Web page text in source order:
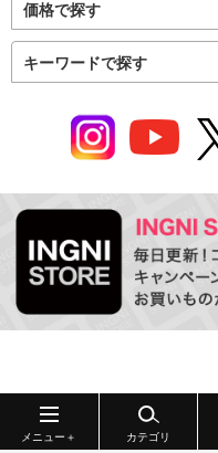
価格で探す
キーワードで探す
メニュー＋ カテゴリ